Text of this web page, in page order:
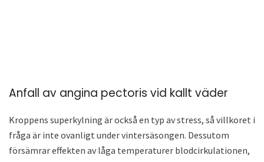
Anfall av angina pectoris vid kallt väder
Kroppens superkylning är också en typ av stress, så villkoret i
fråga är inte ovanligt under vintersäsongen. Dessutom
försämrar effekten av låga temperaturer blodcirkulationen,